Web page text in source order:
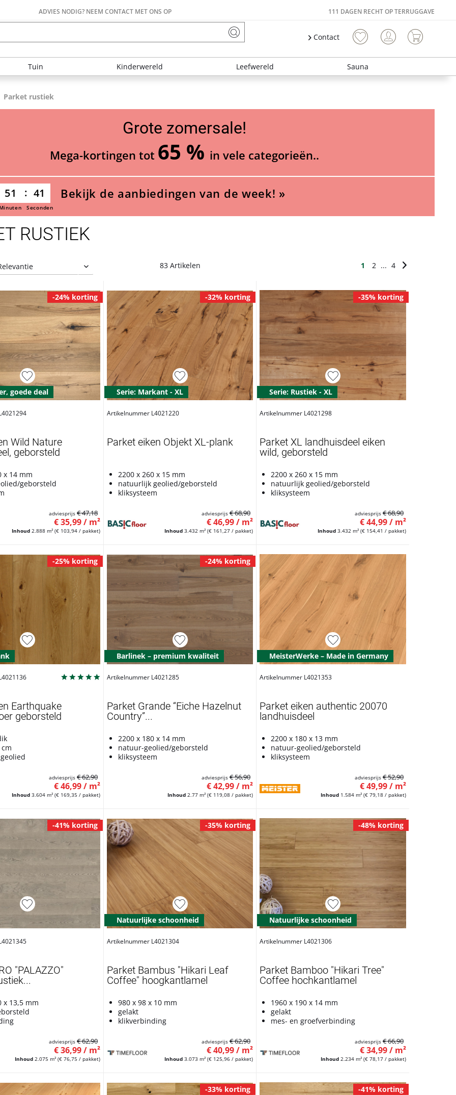
ADVIES NODIG? NEEM CONTACT MET ONS OP 111 DAGEN RECHT OP TERRUGGAVE
Contact
Tuin Kinderwereld Leefwereld Sauna
Parket rustiek
Grote zomersale!
Mega-kortingen tot 65 % in vele categorieën..
51 39
Minuten Seconden
Bekijk de aanbiedingen van de week! »
RUSTIEK
83 Artikelen 1 2 ... 4
-24% korting
goede deal
Wild Nature
geborsteld
x 14 mm
geborsteld
Inhoud 2.888 m² (€ 103,94 / pakket)
€ 35,99 / m²
adviesprijs € 47,18
-32% korting
Serie: Markant - XL
Artikelnummer L4021220
Parket eiken Objekt XL-plank
2200 x 260 x 15 mm
natuurlijk geolied/geborsteld
kliksysteem
Inhoud 3.432 m² (€ 161,27 / pakket)
€ 46,99 / m²
adviesprijs € 68,90
-35% korting
Serie: Rustiek - XL
Artikelnummer L4021298
Parket XL landhuisdeel eiken
wild, geborsteld
2200 x 260 x 15 mm
natuurlijk geolied/geborsteld
kliksysteem
Inhoud 3.432 m² (€ 154,41 / pakket)
€ 44,99 / m²
adviesprijs € 68,90
-25% korting
Earthquake
geborsteld
Inhoud 3.604 m² (€ 169,35 / pakket)
€ 46,99 / m²
adviesprijs € 62,90
-24% korting
Barlinek – premium kwaliteit
Artikelnummer L4021285
Parket Grande “Eiche Hazelnut
Country”...
2200 x 180 x 14 mm
natuur-geolied/geborsteld
kliksysteem
Inhoud 2.77 m² (€ 119,08 / pakket)
€ 42,99 / m²
adviesprijs € 56,90
MeisterWerke – Made in Germany
Artikelnummer L4021353
Parket eiken authentic 20070
landhuisdeel
2200 x 180 x 13 mm
natuur-geolied/geborsteld
kliksysteem
Inhoud 1.584 m² (€ 79,18 / pakket)
€ 49,99 / m²
adviesprijs € 52,90
-41% korting
"PALAZZO"
x 13,5 mm
Inhoud 2.075 m² (€ 76,75 / pakket)
€ 36,99 / m²
adviesprijs € 62,90
-35% korting
Natuurlijke schoonheid
Artikelnummer L4021304
Parket Bambus "Hikari Leaf
Coffee" hoogkantlamel
980 x 98 x 10 mm
gelakt
klikverbinding
Inhoud 3.073 m² (€ 125,96 / pakket)
€ 40,99 / m²
adviesprijs € 62,90
-48% korting
Natuurlijke schoonheid
Artikelnummer L4021306
Parket Bamboo "Hikari Tree"
Coffee hochkantlamel
1960 x 190 x 14 mm
gelakt
mes- en groefverbinding
Inhoud 2.234 m² (€ 78,17 / pakket)
€ 34,99 / m²
adviesprijs € 66,90
-33% korting -41% korting